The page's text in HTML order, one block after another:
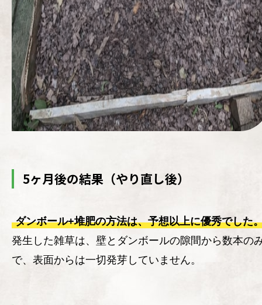
5ヶ月後の結果（やり直し後）
ダンボール+堆肥の方法は、予想以上に優秀でした
発生した雑草は、壁とダンボールの隙間から数本の
で、表面からは一切発芽していません。